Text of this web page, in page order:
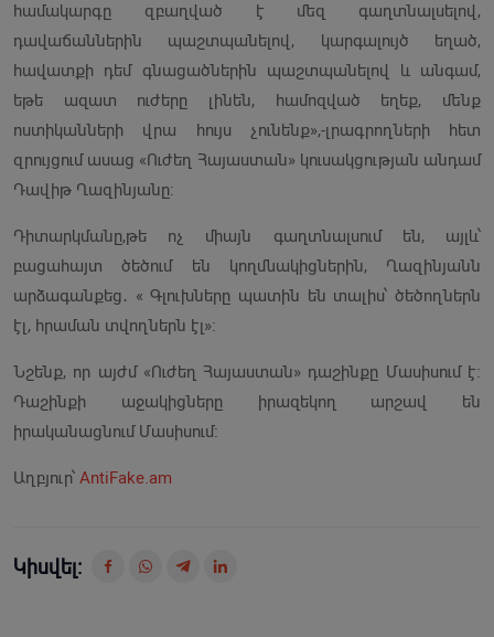
համակարգը զբաղված է մեզ գաղտնալսելով,
դավաճաններին պաշտպանելով, կարգալույծ եղած,
հավատքի դեմ գնացածներին պաշտպանելով և անգամ,
եթե ազատ ուժերը լինեն, համոզված եղեք, մենք
ոստիկանների վրա հույս չունենք»,-լրագրողների հետ
զրույցում ասաց «Ուժեղ Հայաստան» կուսակցության անդամ
Դավիթ Ղազինյանը։
Դիտարկմանը,թե ոչ միայն գաղտնալսում են, այլև՝
բացահայտ ծեծում են կողմնակիցներին, Ղազինյանն
արձագանքեց․ « Գլուխները պատին են տալիս՝ ծեծողներն
էլ, հրաման տվողներն էլ»։
Նշենք, որ այժմ «Ուժեղ Հայաստան» դաշինքը Մասիսում է։
Դաշինքի աջակիցները իրազեկող արշավ են
իրականացնում Մասիսում։
Աղբյուր՝ AntiFake.am
Կիսվել: